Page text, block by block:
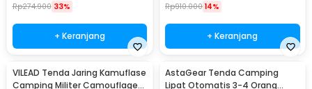
Rp274.900 33%
+ Keranjang
Rp910.000 14%
+ Keranjang
VILEAD Tenda Jaring Kamuflase
Camping Militer Camouflage
AstaGear Tenda Camping
Lipat Otomatis 3-4 Orang